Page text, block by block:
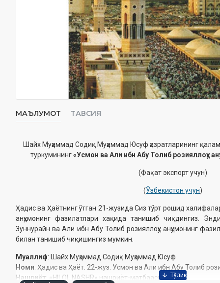
МАЪЛУМОТ ТАВСИЯ
Шайх Муҳаммад Содиқ Муҳаммад Юсуф ҳазратларининг
туркумининг«Усмон ва Али ибн Абу Толиб розияллоҳу
(Фақат экспорт учун)
(Ўзбекистон учун)
Ҳадис ва Ҳаётнинг ўтган 21-жузида Сиз тўрт рошид
анҳумонинг фазилатлари хақида танишиб чиқдингиз.
Зуннурайн ва Али ибн Абу Толиб розияллоҳу анҳумонинг
билан танишиб чиқишингиз мумкин.
Муаллиф: Шайх Муҳаммад Содиқ Муҳаммад Юсуф
Номи: Ҳадис ва Ҳаёт. 22-жуз. Усмон ва Али ибн Абу Толиб
Нашриёт: «HILOL NASHR» нашриёт-матбааси